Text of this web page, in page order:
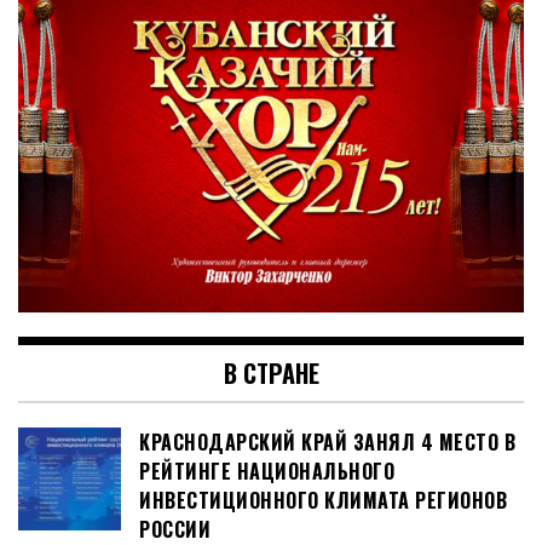
В СТРАНЕ
КРАСНОДАРСКИЙ КРАЙ ЗАНЯЛ 4 МЕСТО В
РЕЙТИНГЕ НАЦИОНАЛЬНОГО
ИНВЕСТИЦИОННОГО КЛИМАТА РЕГИОНОВ
РОССИИ